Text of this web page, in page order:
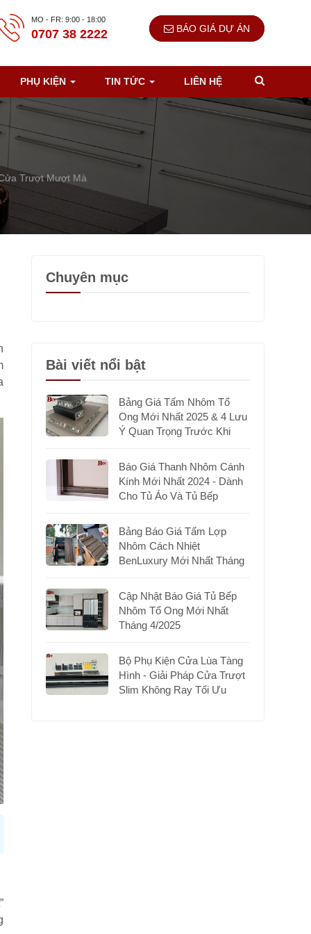
MO - FR: 9:00 - 18:00
0707 38 2222 BÁO GIÁ DỰ ÁN
PHỤ KIỆN TIN TỨC LIÊN HỆ
Trượt Mượt Mà
Chuyên mục
Bài viết nổi bật
Bảng Giá Tấm Nhôm Tổ
Ong Mới Nhất 2025 & 4 Lưu
Ý Quan Trọng Trước Khi
Báo Giá Thanh Nhôm Cánh
Kính Mới Nhất 2024 - Dành
Cho Tủ Áo Và Tủ Bếp
Bảng Báo Giá Tấm Lợp
Nhôm Cách Nhiệt
BenLuxury Mới Nhất Tháng
Cập Nhật Báo Giá Tủ Bếp
Nhôm Tổ Ong Mới Nhất
Tháng 4/2025
Bộ Phụ Kiện Cửa Lùa Tàng
Hình - Giải Pháp Cửa Trượt
Slim Không Ray Tối Ưu